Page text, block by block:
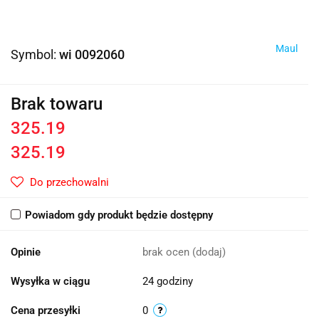
Symbol: wi 0092060 Maul
Brak towaru
325.19
325.19
Do przechowalni
Powiadom gdy produkt będzie dostępny
Opinie brak ocen (dodaj)
Wysyłka w ciągu 24 godziny
Cena przesyłki 0